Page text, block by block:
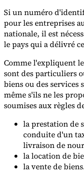
Si un numéro
pour les entreprises
nationale, il est
le pays qui a délivré
Comme l'expliquent
sont des particuliers
biens ou des services
même s'ils ne les
soumises aux règles
la prestation de
conduite d'un
livraison de
la location de
la vente de